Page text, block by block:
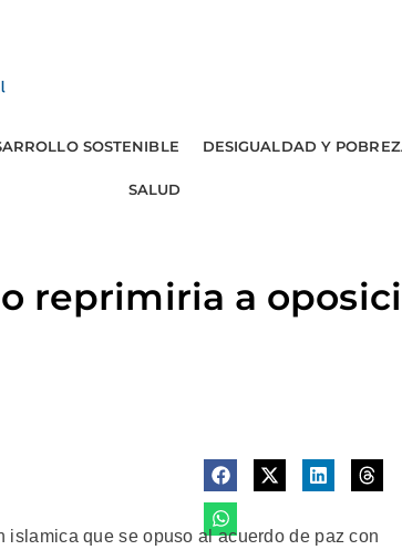
SOSTENIBLE DESIGUALDAD Y
SALUD
reprimiria a
que se opuso al acuerdo de paz con